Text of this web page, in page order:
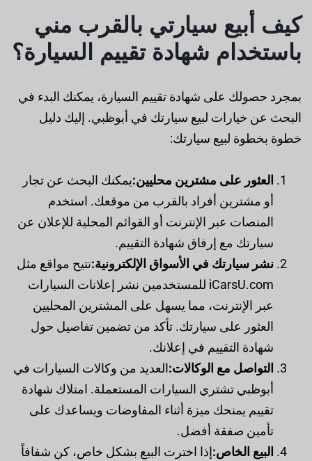
كيف أبيع سيارتي بالقرب مني
باستخدام شهادة تقييم السيارة؟
بمجرد حصولك على شهادة تقييم السيارة، يمكنك البدء في
البحث عن خيارات لبيع سيارتك في أبوظبي. إليك دليل
خطوة بخطوة لبيع سيارتك:
العثور على مشترين محليين:يمكنك البحث عن تجار
أو مشترين أفراد بالقرب من موقعك. استخدم
المنصات عبر الإنترنت أو القوائم المحلية للإعلان عن
سيارتك مع إرفاق شهادة التقييم.
نشر سيارتك في الأسواق الإلكترونية:تتيح مواقع مثل
iCarsU.com للمستخدمين نشر إعلانات السيارات
عبر الإنترنت، مما يسهل على المشترين المحليين
العثور على سيارتك. تأكد من تضمين تفاصيل حول
شهادة التقييم في إعلانك.
التواصل مع الوكالات:العديد من وكالات السيارات في
أبوظبي تشتري السيارات المستعملة. امتلاك شهادة
تقييم يمنحك ميزة أثناء المفاوضات ويساعدك على
تأمين صفقة أفضل.
البيع الخاص:إذا اخترت البيع بشكل خاص، كن شفافاً